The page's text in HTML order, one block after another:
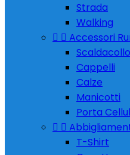
Strada
Walking
  Accessori
Scaldacollo
Cappelli
Calze
Manicotti
Porta
 
T-Shirt